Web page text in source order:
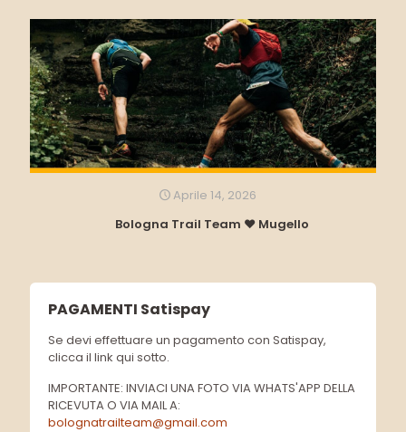
Aprile 14, 2026
Bologna Trail Team ❤️ Mugello
PAGAMENTI Satispay
Se devi effettuare un pagamento con Satispay,
clicca il link qui sotto.
IMPORTANTE: INVIACI UNA FOTO VIA WHATS'APP DELLA
RICEVUTA O VIA MAIL A:
bolognatrailteam@gmail.com